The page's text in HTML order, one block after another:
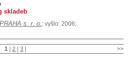
skladeb
s. r. o. ; vyšlo: 2006;
>>
1 |2 |3